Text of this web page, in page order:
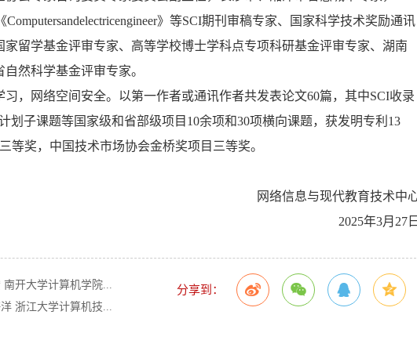
Computersandelectricengineer》等SCI期刊审稿专家、国家科学技术奖励通讯
留学基金评审专家、高等学校博士学科点专项科研基金评审专家、湖南
然科学基金评审专家。
习，网络空间安全。以第一作者或通讯作者共发表论文60篇，其中SCI收录
划子课题等国家级和省部级项目10余项和30项横向课题，获发明专利13
等奖，中国技术市场协会金桥奖项目三等奖。
网络信息与现代教育技术中
2025年3月27
分享到：
开大学计算机学院...
浙江大学计算机技...